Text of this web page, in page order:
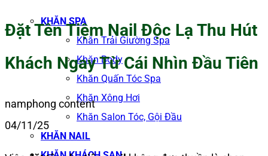
KHĂN SPA
Khăn Trải Giường Spa
Khăn Body
Khăn Quấn Tóc Spa
Khăn Xông Hơi
Khăn Salon Tóc, Gội Đầu
KHĂN NAIL
Đặt Tên Tiệm Nail Độc Lạ Thu Hút
Khách Ngay Từ Cái Nhìn Đầu Tiên
namphong content
04/11/25